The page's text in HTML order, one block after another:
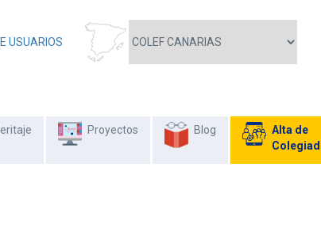
USUARIOS
Proyectos Blog
Alta de